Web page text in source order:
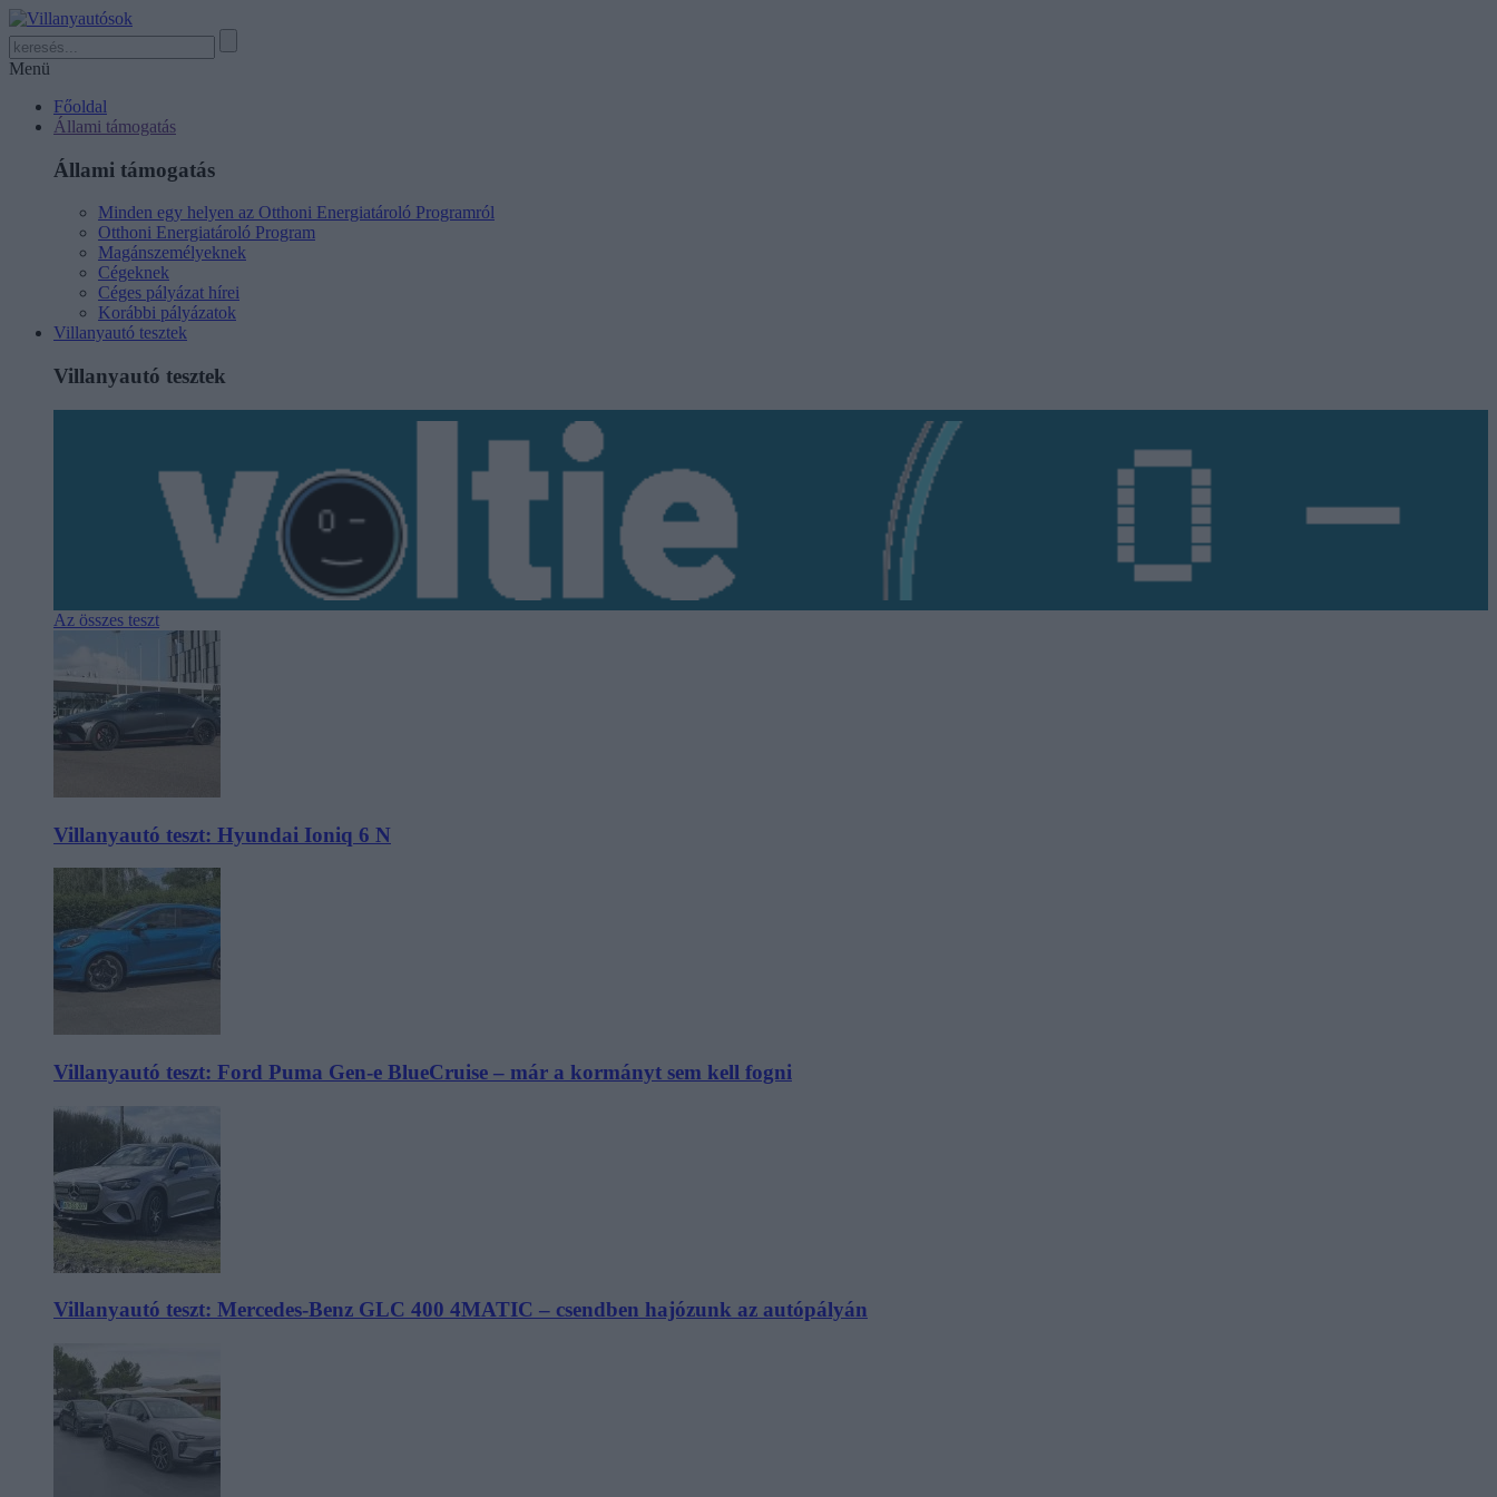
Menü
Főoldal
Állami támogatás
Állami támogatás
Minden egy helyen az Otthoni Energiatároló Programról
Otthoni Energiatároló Program
Magánszemélyeknek
Cégeknek
Céges pályázat hírei
Korábbi pályázatok
Villanyautó tesztek
Villanyautó tesztek
Az összes teszt
Villanyautó teszt: Hyundai Ioniq 6 N
Villanyautó teszt: Ford Puma Gen-e BlueCruise – már a kormányt sem kell fogni
Villanyautó teszt: Mercedes-Benz GLC 400 4MATIC – csendben hajózunk az autópályán